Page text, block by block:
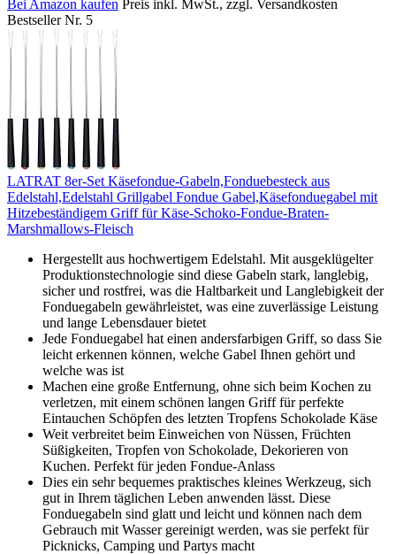
Bei Amazon kaufen Preis inkl. MwSt., zzgl. Versandkosten
Bestseller Nr. 5
LATRAT 8er-Set Käsefondue-Gabeln,Fonduebesteck aus
Edelstahl,Edelstahl Grillgabel Fondue Gabel,Käsefonduegabel mit
Hitzebeständigem Griff für Käse-Schoko-Fondue-Braten-
Marshmallows-Fleisch
Hergestellt aus hochwertigem Edelstahl. Mit ausgeklügelter
Produktionstechnologie sind diese Gabeln stark, langlebig,
sicher und rostfrei, was die Haltbarkeit und Langlebigkeit der
Fonduegabeln gewährleistet, was eine zuverlässige Leistung
und lange Lebensdauer bietet
Jede Fonduegabel hat einen andersfarbigen Griff, so dass Sie
leicht erkennen können, welche Gabel Ihnen gehört und
welche was ist
Machen eine große Entfernung, ohne sich beim Kochen zu
verletzen, mit einem schönen langen Griff für perfekte
Eintauchen Schöpfen des letzten Tropfens Schokolade Käse
Weit verbreitet beim Einweichen von Nüssen, Früchten
Süßigkeiten, Tropfen von Schokolade, Dekorieren von
Kuchen. Perfekt für jeden Fondue-Anlass
Dies ein sehr bequemes praktisches kleines Werkzeug, sich
gut in Ihrem täglichen Leben anwenden lässt. Diese
Fonduegabeln sind glatt und leicht und können nach dem
Gebrauch mit Wasser gereinigt werden, was sie perfekt für
Picknicks, Camping und Partys macht